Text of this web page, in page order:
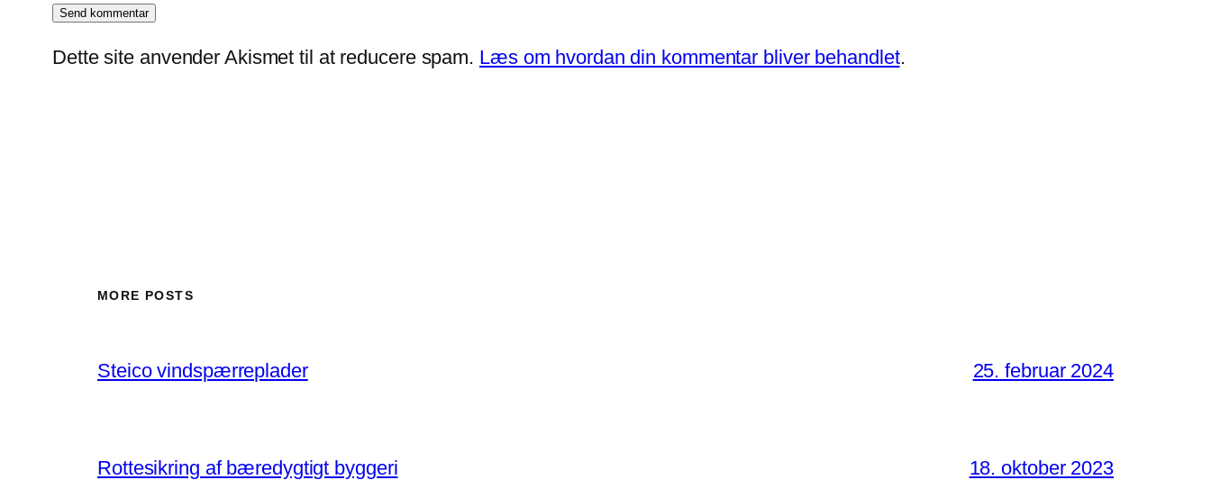
Dette site anvender Akismet til at reducere spam. Læs om hvordan din kommentar bliver behandlet.
MORE POSTS
Steico vindspærreplader 25. februar 2024
Rottesikring af bæredygtigt byggeri 18. oktober 2023